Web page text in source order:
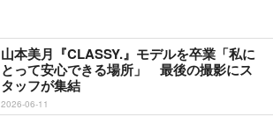
山本美月『CLASSY.』モデルを卒業「私に
とって安心できる場所」 最後の撮影にス
タッフが集結
2026-06-11